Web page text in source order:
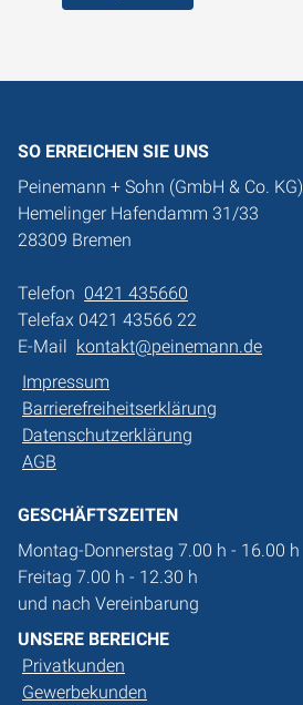
SO ERREICHEN SIE UNS
Peinemann + Sohn (GmbH & Co. KG)
Hemelinger Hafendamm 31/33
28309 Bremen
Telefon 0421 435660
Telefax 0421 43566 22
E-Mail
kontakt@peinemann.de
Impressum
Barrierefreiheitserklärung
Datenschutzerklärung
AGB
GESCHÄFTSZEITEN
Montag-Donnerstag 7.00 h - 16.00 h
Freitag 7.00 h - 12.30 h
und nach Vereinbarung
UNSERE BEREICHE
Privatkunden
Gewerbekunden